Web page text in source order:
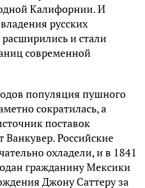
Калифорнии. И
русских
и стали
современной
популяция пушного
сократилась, а
поставок
Ванкувер. Российские
охладели, и в 1841
гражданину Мексики
Джону Саттеру за